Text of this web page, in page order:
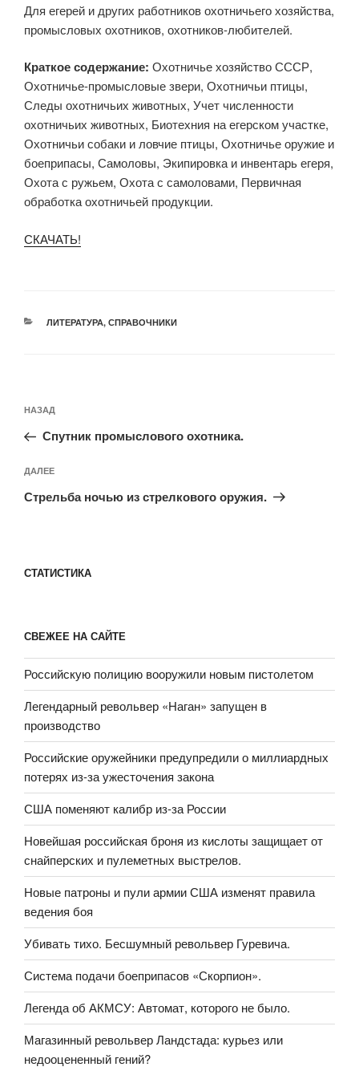
Для егерей и других работников охотничьего хозяйства,
промысловых охотников, охотников-любителей.
Краткое содержание: Охотничье хозяйство СССР,
Охотничье-промысловые звери, Охотничьи птицы,
Следы охотничьих животных, Учет численности
охотничьих животных, Биотехния на егерском участке,
Охотничьи собаки и ловчие птицы, Охотничье оружие и
боеприпасы, Самоловы, Экипировка и инвентарь егеря,
Охота с ружьем, Охота с самоловами, Первичная
обработка охотничьей продукции.
СКАЧАТЬ!
РУБРИКИ
ЛИТЕРАТУРА, СПРАВОЧНИКИ
по
записям
Предыдущая
запись:
НАЗАД
Спутник промыслового охотника.
Следующая
запись
ДАЛЕЕ
Стрельба ночью из стрелкового оружия.
СТАТИСТИКА
СВЕЖЕЕ НА САЙТЕ
Российскую полицию вооружили новым пистолетом
Легендарный револьвер «Наган» запущен в
производство
Российские оружейники предупредили о миллиардных
потерях из-за ужесточения закона
США поменяют калибр из-за России
Новейшая российская броня из кислоты защищает от
снайперских и пулеметных выстрелов.
Новые патроны и пули армии США изменят правила
ведения боя
Убивать тихо. Бесшумный револьвер Гуревича.
Система подачи боеприпасов «Скорпион».
Легенда об АКМСУ: Автомат, которого не было.
Магазинный револьвер Ландстада: курьез или
недооцененный гений?